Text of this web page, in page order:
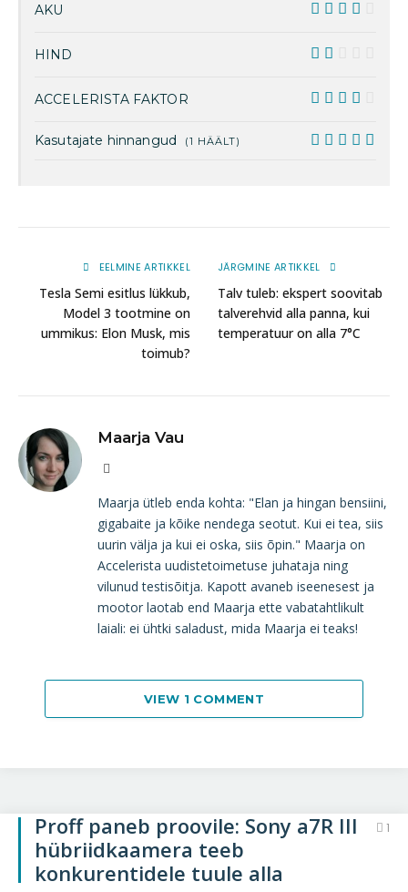
AKU
HIND
ACCELERISTA FAKTOR
Kasutajate hinnangud (1 HÄÄLT)
EELMINE ARTIKKEL
Tesla Semi esitlus lükkub,
Model 3 tootmine on
ummikus: Elon Musk, mis
toimub?
JÄRGMINE ARTIKKEL
Talv tuleb: ekspert soovitab
talverehvid alla panna, kui
temperatuur on alla 7°C
Maarja Vau
Maarja ütleb enda kohta: "Elan ja hingan bensiini,
gigabaite ja kõike nendega seotut. Kui ei tea, siis
uurin välja ja kui ei oska, siis õpin." Maarja on
Accelerista uudistetoimetuse juhataja ning
vilunud testisõitja. Kapott avaneb iseenesest ja
mootor laotab end Maarja ette vabatahtlikult
laiali: ei ühtki saladust, mida Maarja ei teaks!
VIEW 1 COMMENT
Proff paneb proovile: Sony a7R III
hübriidkaamera teeb
konkurentidele tuule alla
1